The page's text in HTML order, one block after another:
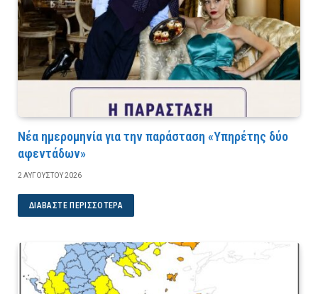
Νέα ημερομηνία για την παράσταση «Υπηρέτης δύο
αφεντάδων»
2 ΑΥΓΟΎΣΤΟΥ 2026
ΔΙΑΒΆΣΤΕ ΠΕΡΙΣΣΌΤΕΡΑ